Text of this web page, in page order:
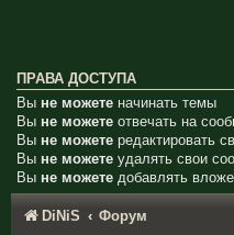
ПРАВА ДОСТУПА
Вы не можете начинать темы
Вы не можете отвечать на
Вы не можете редактировать
Вы не можете удалять свои
Вы не можете добавлять
DiNiS Форум